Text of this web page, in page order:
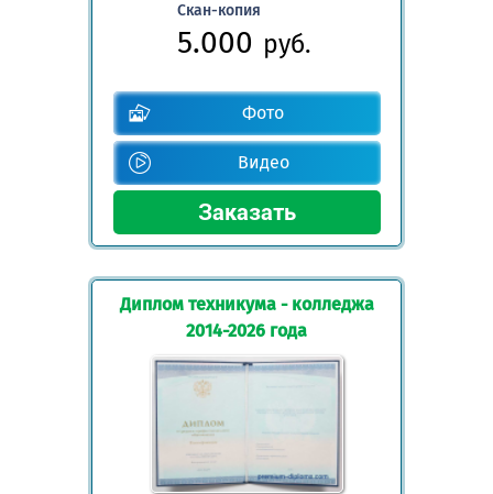
Скан-копия
5.000 руб.
Фото
Видео
Диплом техникума - колледжа
2014-2026 года